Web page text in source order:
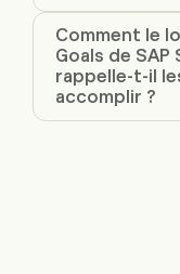
Comment le
Goals de
rappelle-t-il
accomplir ?